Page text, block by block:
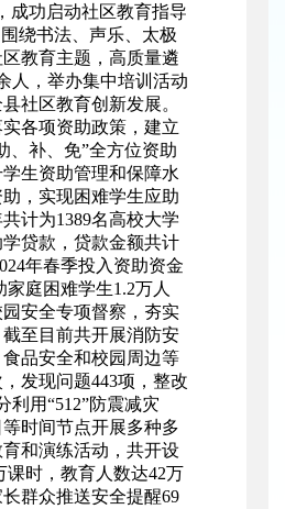
成功启动社区教育指导
绕书法、声乐、太极
教育主题，高质量遴
人，举办集中培训活动
社区教育创新发展。
各项资助政策，建立
、补、免”全方位资助
生资助管理和保障水
，实现困难学生应助
计为1389名高校大学
贷款，贷款金额共计
年春季投入资助资金
家庭困难学生1.2万人
安全专项督察，夯实
至目前共开展消防安
品安全和校园周边等
发现问题443项，整改
利用“512”防震减灾
时间节点开展多种多
和演练活动，共开设
课时，教育人数达42万
群众推送安全提醒69